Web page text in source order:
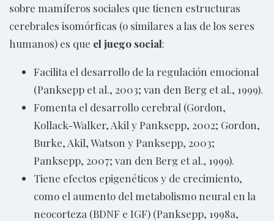
sobre mamíferos sociales que tienen estructuras
cerebrales isomórficas (o similares a las de los seres
humanos) es que el juego social:
Facilita el desarrollo de la regulación emocional
(Panksepp et al., 2003; van den Berg et al., 1999).
Fomenta el desarrollo cerebral (Gordon,
Kollack-Walker, Akil y Panksepp, 2002; Gordon,
Burke, Akil, Watson y Panksepp, 2003;
Panksepp, 2007; van den Berg et al., 1999).
Tiene efectos epigenéticos y de crecimiento,
como el aumento del metabolismo neural en la
neocorteza (BDNF e IGF) (Panksepp, 1998a,